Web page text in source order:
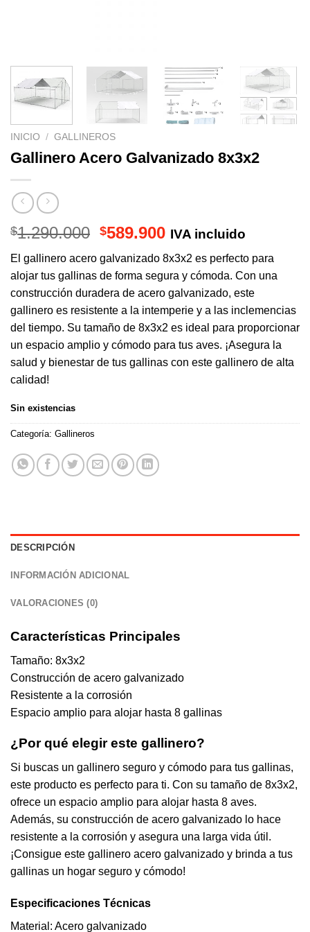
INICIO / GALLINEROS
Gallinero Acero Galvanizado 8x3x2
$1.290.000 El
original
era:
$1.290.000.
$589.900El
actual
es:
$589.900.
IVA incluido
El gallinero acero galvanizado 8x3x2 es perfecto para
alojar tus gallinas de forma segura y cómoda. Con una
construcción duradera de acero galvanizado, este
gallinero es resistente a la intemperie y a las inclemencias
del tiempo. Su tamaño de 8x3x2 es ideal para proporcionar
un espacio amplio y cómodo para tus aves. ¡Asegura la
salud y bienestar de tus gallinas con este gallinero de alta
calidad!
Sin existencias
Categoría: Gallineros
DESCRIPCIÓN
INFORMACIÓN ADICIONAL
VALORACIONES (0)
Características Principales
Tamaño: 8x3x2
Construcción de acero galvanizado
Resistente a la corrosión
Espacio amplio para alojar hasta 8 gallinas
¿Por qué elegir este gallinero?
Si buscas un gallinero seguro y cómodo para tus gallinas,
este producto es perfecto para ti. Con su tamaño de 8x3x2,
ofrece un espacio amplio para alojar hasta 8 aves.
Además, su construcción de acero galvanizado lo hace
resistente a la corrosión y asegura una larga vida útil.
¡Consigue este gallinero acero galvanizado y brinda a tus
gallinas un hogar seguro y cómodo!
Especificaciones Técnicas
Material: Acero galvanizado